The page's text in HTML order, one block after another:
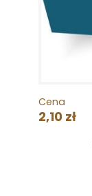
Cena
2,10 zł